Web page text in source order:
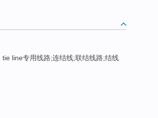
tie line专用线路;连结线;联结线路;结线